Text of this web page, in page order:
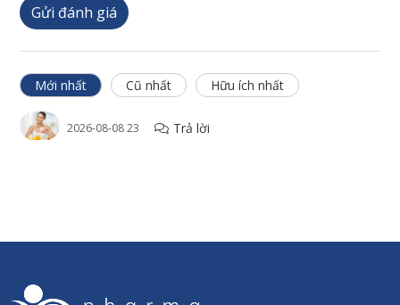
Hạn sử dụng ghi trên sản phẩm.
Thông tin thương hiệu
100 Quốc gia trên thế giới trong đó có hơn 30 nước Châu Âu.
Đức tại Việt Nam.
Gửi đánh giá
Mới nhất Cũ nhất Hữu ích nhất
2026-08-08 23 Trả lời